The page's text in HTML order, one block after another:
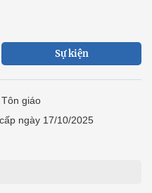
Sự kiện
giáo
ngày 17/10/2025